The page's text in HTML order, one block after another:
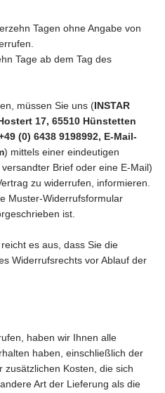
Tagen ohne Angabe von
Tage ab dem Tag des
müssen Sie uns (INSTAR
17, 65510 Hünstetten
(0) 6438 9198992, E-Mail-
) mittels einer eindeutigen
Brief oder eine E-Mail)
zu widerrufen, informieren.
Muster-Widerrufsformular
ist.
es aus, dass Sie die
Widerrufsrechts vor Ablauf der
haben wir Ihnen alle
haben, einschließlich der
zusätzlichen Kosten, die sich
Art der Lieferung als die